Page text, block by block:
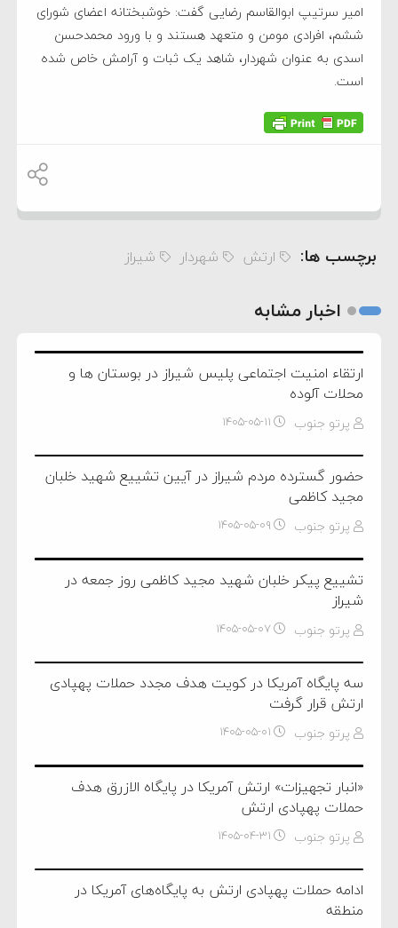
امیر سرتیپ ابوالقاسم رضایی گفت: خوشبختانه اعضای شورای
ششم، افرادی مومن و متعهد هستند و با ورود محمدحسن
اسدی به عنوان شهردار، شاهد یک ثبات و آرامش خاص شده
است.
برچسب ها: ارتش شهردار شیراز
اخبار مشابه
ارتقاء امنیت اجتماعی پلیس شیراز در بوستان ها و
محلات آلوده
پرتو جنوب ۱۴۰۵-۰۵-۱۱
حضور گسترده مردم شیراز در آیین تشییع شهید خلبان
مجید کاظمی
پرتو جنوب ۱۴۰۵-۰۵-۰۹
تشییع پیکر خلبان شهید مجید کاظمی روز جمعه در
شیراز
پرتو جنوب ۱۴۰۵-۰۵-۰۷
سه پایگاه آمریکا در کویت هدف مجدد حملات پهپادی
ارتش قرار گرفت
پرتو جنوب ۱۴۰۵-۰۵-۰۱
«انبار تجهیزات» ارتش آمریکا در پایگاه الازرق هدف
حملات پهپادی ارتش
پرتو جنوب ۱۴۰۵-۰۴-۳۱
ادامه حملات پهپادی ارتش به پایگاه‌های آمریکا در
منطقه